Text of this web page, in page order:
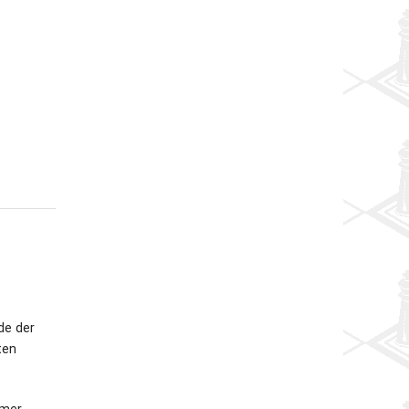
der